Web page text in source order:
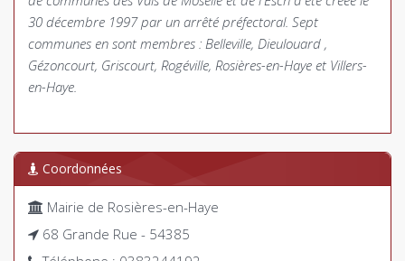
30 décembre 1997 par un arrêté préfectoral. Sept
communes en sont membres : Belleville, Dieulouard ,
Gézoncourt, Griscourt, Rogéville, Rosières-en-Haye et Villers-
en-Haye.
Coordonnées
Mairie de Rosières-en-Haye
68 Grande Rue - 54385